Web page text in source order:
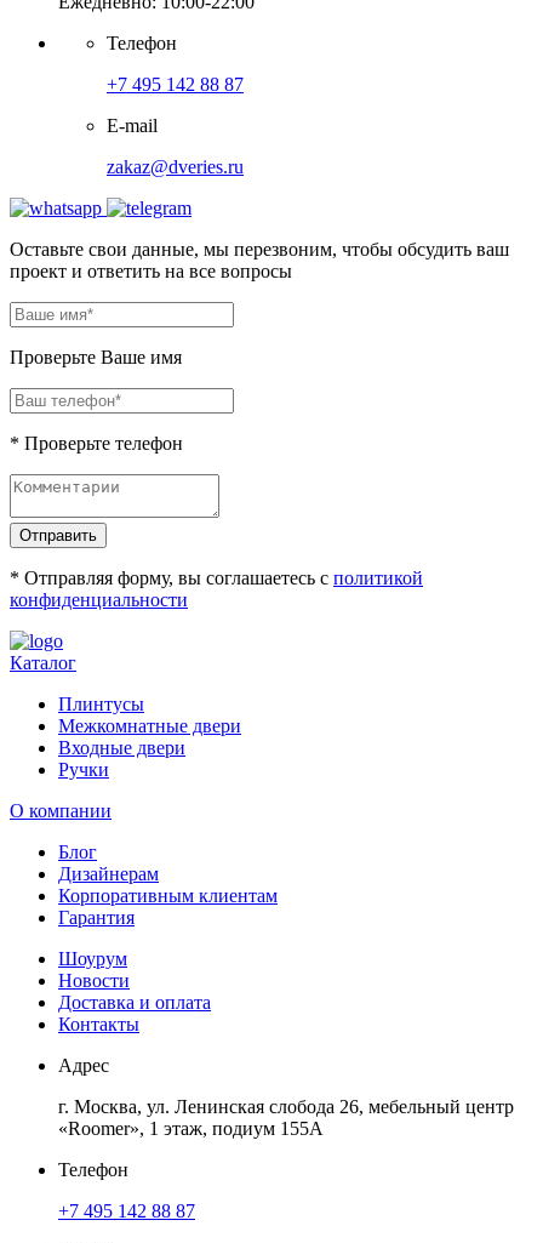
Телефон
+7 495 142 88 87
E-mail
zakaz@dveries.ru
Оставьте свои данные, мы перезвоним, чтобы обсудить ваш
проект и ответить на все вопросы
Проверьте Ваше имя
* Проверьте телефон
Отправить
* Отправляя форму, вы соглашаетесь с политикой
конфиденциальности
Каталог
Плинтусы
Межкомнатные двери
Входные двери
Ручки
О компании
Блог
Дизайнерам
Корпоративным клиентам
Гарантия
Шоурум
Новости
Доставка и оплата
Контакты
Адрес
г. Москва, ул. Ленинская слобода 26, мебельный центр
«Roomer», 1 этаж, подиум 155А
Телефон
+7 495 142 88 87